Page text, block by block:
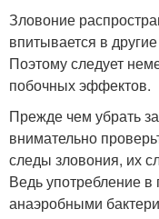
Зловоние
впитывается в
Поэтому следует
побочных эффектов.
Прежде чем убрать
внимательно
следы зловония, их
Ведь употребление
анаэробными